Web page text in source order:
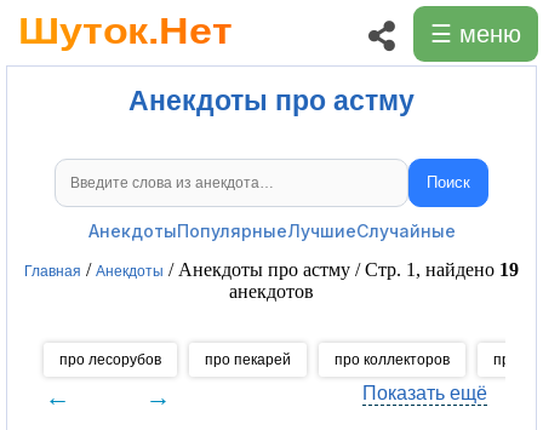
☰ меню
Анекдоты про астму
Поиск анекдотов Поиск
АнекдотыПопулярныеЛучшиеСлучайные
Главная / Анекдоты / Анекдоты про астму / Стр. 1, найдено 19
анекдотов
про лесорубов про пекарей про коллекторов про
← → Показать ещё